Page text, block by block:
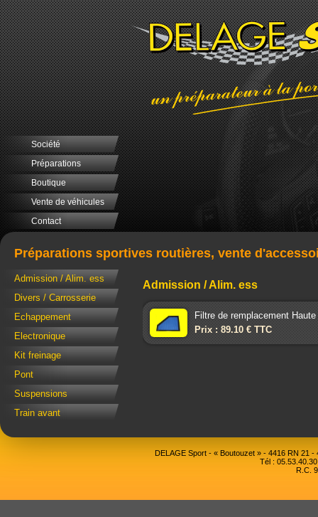
Société
Préparations
Boutique
Vente de véhicules
Contact
Préparations sportives routières, vente
Admission / Alim. ess
Divers / Carrosserie
Echappement
Electronique
Kit freinage
Pont
Suspensions
Train avant
Admission / Alim. ess
Filtre de remplacement
Prix : 89.10 € TTC
DELAGE Sport - « Boutouzet » - 4416 RN 21
Tél :
R.C.